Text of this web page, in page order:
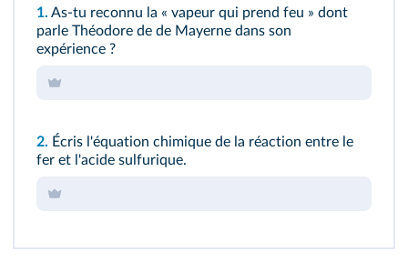
1. As-tu reconnu la « vapeur qui prend feu » dont
parle Théodore de de Mayerne dans son
expérience ?
2. Écris l'équation chimique de la réaction entre le
fer et l'acide sulfurique.